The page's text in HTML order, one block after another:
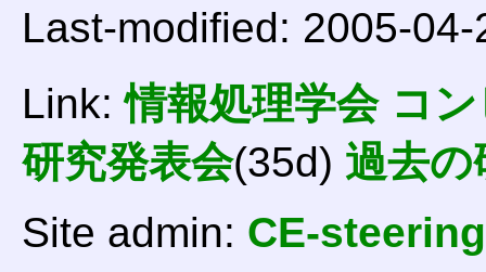
Last-modified: 2005-
Link:情報処理学会 コ
研究発表会(35d) 過去の
Site admin: CE-steering